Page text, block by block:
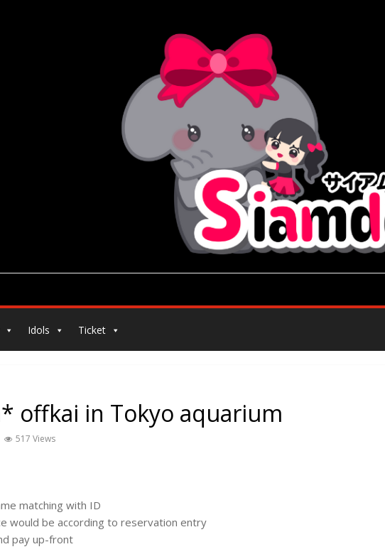
Idols Ticket
offkai in Tokyo aquarium
517 Views
matching with ID
would be according to reservation entry
pay up-front